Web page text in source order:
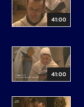
41:00
41:00